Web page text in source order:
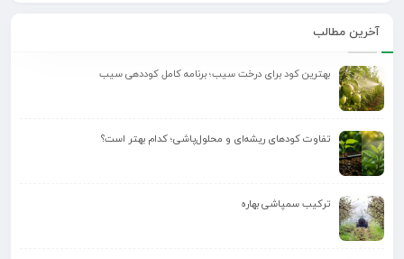
آخرین مطالب
بهترین کود برای درخت سیب؛ برنامه کامل کوددهی سیب
تفاوت کودهای ریشه‌ای و محلول‌پاشی؛ کدام بهتر است؟
ترکیب سمپاشی بهاره